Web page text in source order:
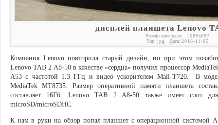
дисплей планшета Lenovo
Розмір оригіналу: 1088x687
Тип: jpg Дата: 2016-11-05
Компания Lenovo повторила старый дизайн, но при этом
Lenovo TAB 2 A8-50 в качестве «сердца» получил процессор
A53 с частотой 1.3 ГГц и видео ускорителем Mali-T720. В
MediaTek MT8735. Размер оперативной памяти планшета
составляет 16Гб. Lenovo TAB 2 A8-50 также имеет слот
microSD/microSDHC.
К нам в руки на обзор попал планшет с операционной системой